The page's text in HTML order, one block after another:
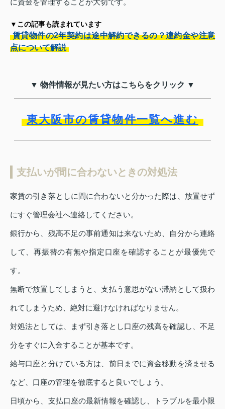
に資金を管理することが大切です。
▼この記事も読まれています
賃貸物件の2年契約は途中解約できるの？違約金や注意
点について解説
▼ 物件情報が見たい方はこちらをクリック ▼
東大阪市の賃貸物件一覧へ進む
支払いが間に合わないときの対処法
家賃の引き落としに間に合わないと分かった際は、放置せず
にすぐ管理会社へ連絡してください。
銀行から、残高不足の事前通知は来ないため、自分から連絡
して、再振替の有無や指定口座を確認することが最優先で
す。
無断で放置してしまうと、支払う意思がない滞納として扱わ
れてしまうため、絶対に避けなければなりません。
対処法としては、まず引き落とし口座の残高を確認し、不足
分をすぐに入金することが基本です。
給与口座と分けている方は、前日までに資金移動を済ませる
など、口座の管理を徹底すると良いでしょう。
日頃から、支払口座の最新情報を確認し、トラブルを最小限